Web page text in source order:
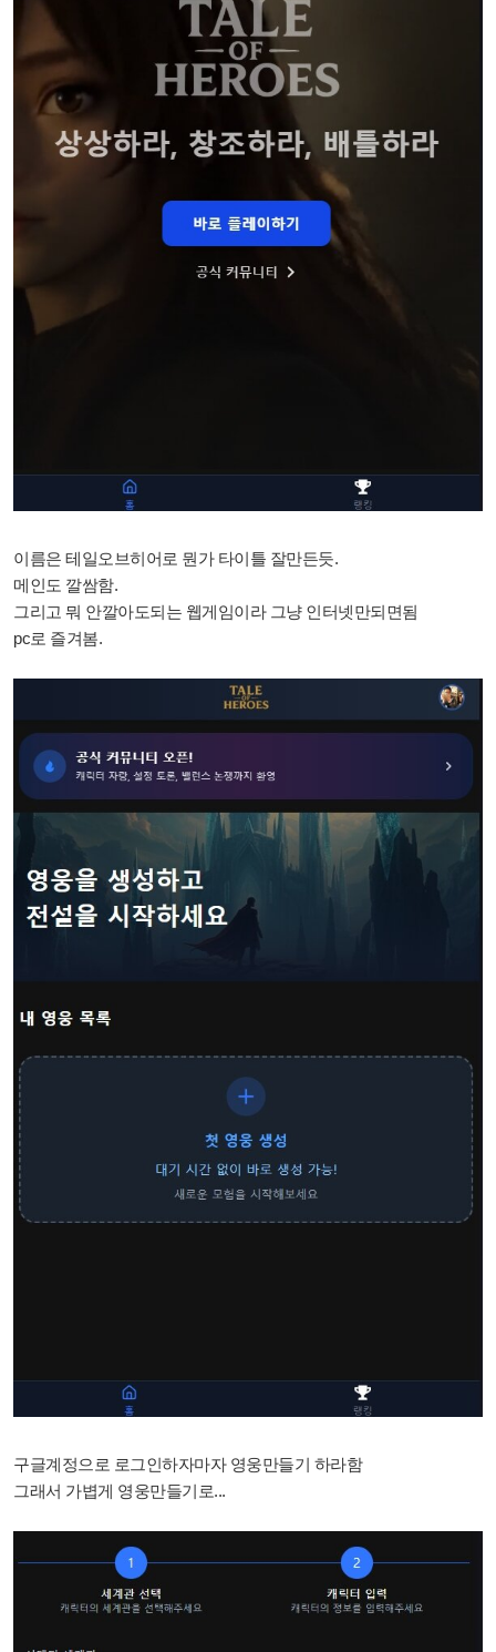
이름은 테일오브히어로 뭔가 타이틀 잘만든듯.
메인도 깔쌈함.
그리고 뭐 안깔아도되는 웹게임이라 그냥 인터넷만되면됨
pc로 즐겨봄.
구글계정으로 로그인하자마자 영웅만들기 하라함
그래서 가볍게 영웅만들기로...